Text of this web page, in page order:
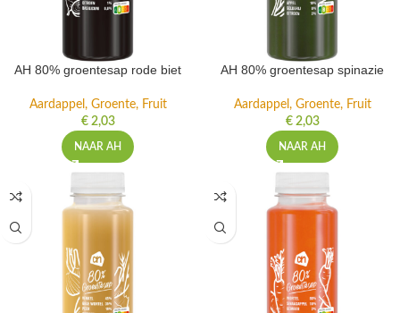
AH 80% groentesap rode biet
Aardappel, Groente, Fruit
€2,03
NAAR AH
AH 80% groentesap spinazie
Aardappel, Groente, Fruit
€2,03
NAAR AH